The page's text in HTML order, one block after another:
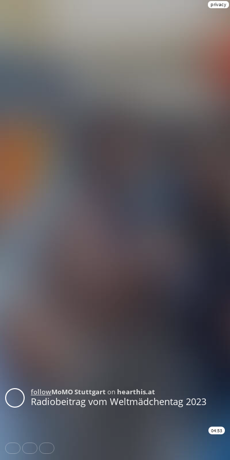
privacy
followMoMO Stuttgarton hearthis.at
Radiobeitrag vom Weltmädchentag 2023
04:53
Share